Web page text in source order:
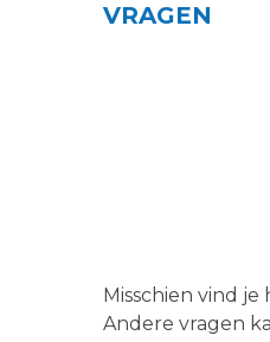
VRAGEN
Misschien vind
Andere vragen